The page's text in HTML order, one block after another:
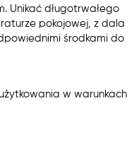
Unikać długotrwałego
pokojowej, z dala
środkami do
w warunkach